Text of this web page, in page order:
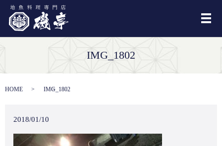
メ
IMG_1802
HOME IMG_1802
2018/01/10